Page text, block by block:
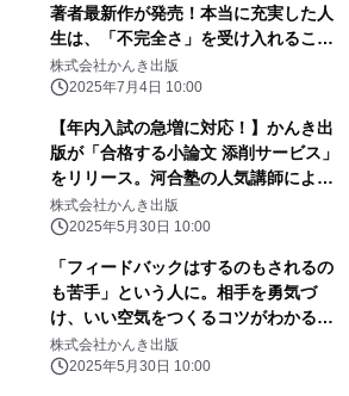
著者最新作が発売！本当に充実した人
生は、「不完全さ」を受け入れること
から始まる
株式会社かんき出版
2025年7月4日 10:00
【年内入試の急増に対応！】かんき出
版が「合格する小論文 添削サービス」
をリリース。河合塾の人気講師による
添削で、大学受験生の合格を支援しま
す
株式会社かんき出版
2025年5月30日 10:00
「フィードバックはするのもされるの
も苦手」という人に。相手を勇気づ
け、いい空気をつくるコツがわかる本
が発売！
株式会社かんき出版
2025年5月30日 10:00